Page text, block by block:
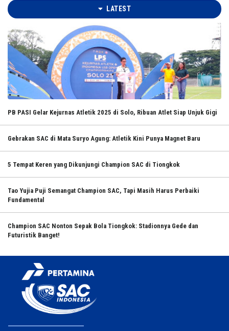
LATEST
PB PASI Gelar Kejurnas Atletik 2025 di Solo, Ribuan Atlet Siap Unjuk Gigi
Gebrakan SAC di Mata Suryo Agung: Atletik Kini Punya Magnet Baru
5 Tempat Keren yang Dikunjungi Champion SAC di Tiongkok
Tao Yujia Puji Semangat Champion SAC, Tapi Masih Harus Perbaiki
Fundamental
Champion SAC Nonton Sepak Bola Tiongkok: Stadionnya Gede dan
Futuristik Banget!